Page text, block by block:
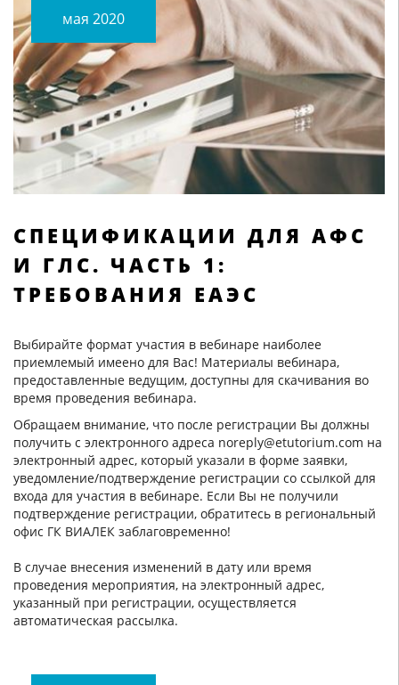
мая 2020
СПЕЦИФИКАЦИИ ДЛЯ АФС
И ГЛС. ЧАСТЬ 1:
ТРЕБОВАНИЯ ЕАЭС
Выбирайте формат участия в вебинаре наиболее
приемлемый имеено для Вас! Материалы вебинара,
предоставленные ведущим, доступны для скачивания во
время проведения вебинара.
Обращаем внимание, что после регистрации Вы должны
получить с электронного адреса noreply@etutorium.com на
электронный адрес, который указали в форме заявки,
уведомление/подтверждение регистрации со ссылкой для
входа для участия в вебинаре. Если Вы не получили
подтверждение регистрации, обратитесь в региональный
офис ГК ВИАЛЕК заблаговременно!
В случае внесения изменений в дату или время
проведения мероприятия, на электронный адрес,
указанный при регистрации, осуществляется
автоматическая рассылка.